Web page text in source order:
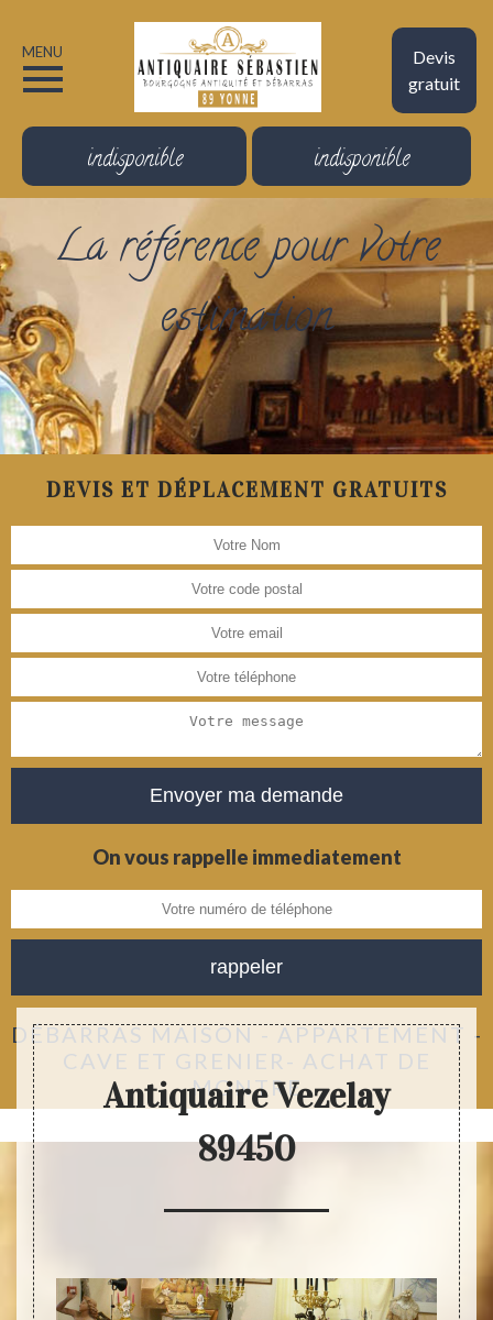
Devis
gratuit
MENU
indisponible indisponible
La référence pour votre
estimation
DEVIS ET DÉPLACEMENT GRATUITS
On vous rappelle immediatement
DÉBARRAS MAISON - APPARTEMENT -
CAVE ET GRENIER- ACHAT DE
MONTRE
Antiquaire Vezelay
89450